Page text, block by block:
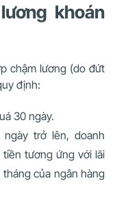
khoán
chậm lương (do đứt
định:
30 ngày.
trở lên, doanh
tương ứng với lãi
của ngân hàng